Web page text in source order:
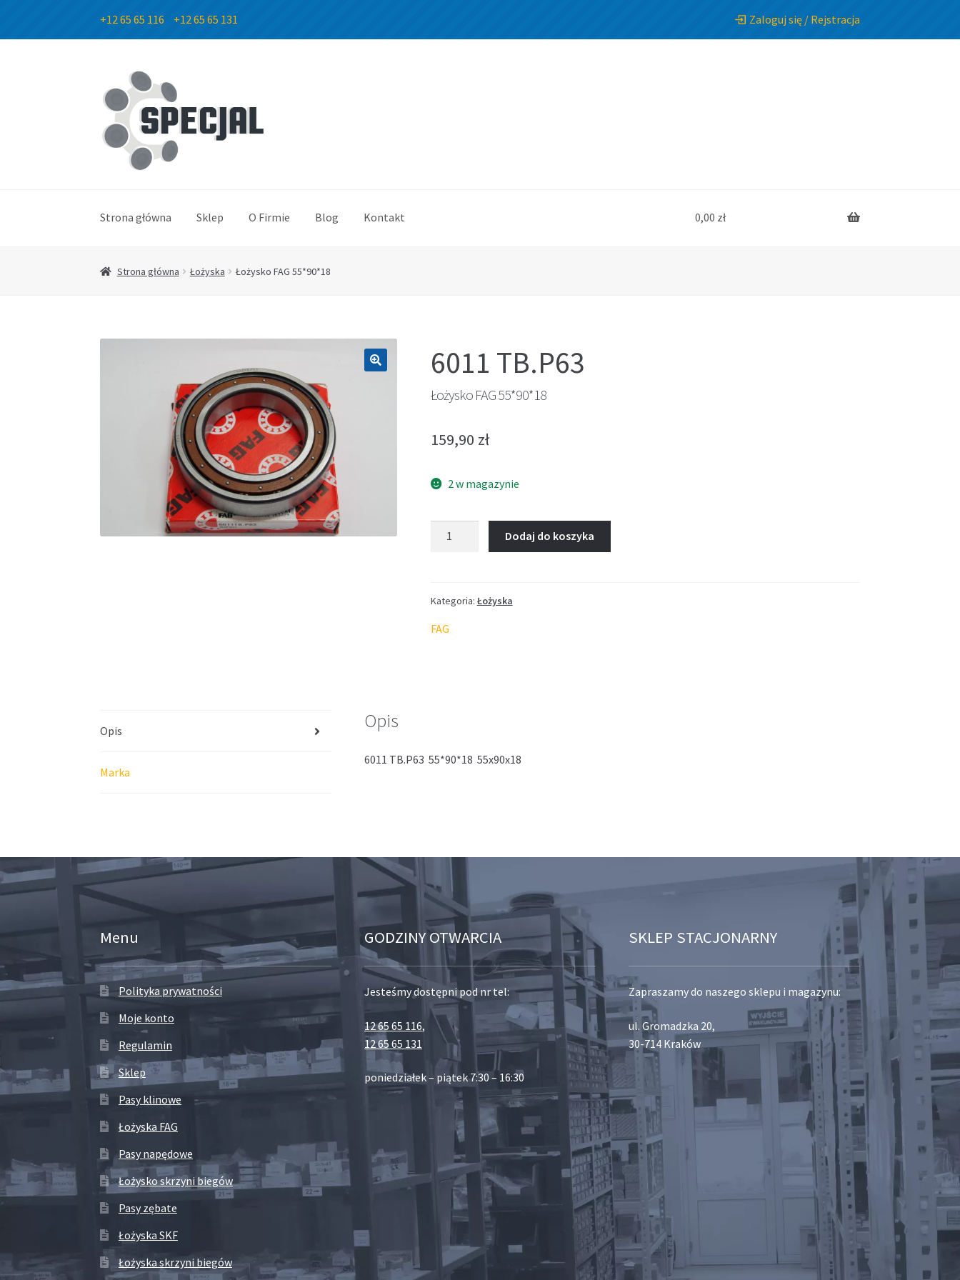
+12 65 65 116 +12 65 65 131 Zaloguj się / Rejstracja
Przejdź
do
nawigacji
Przejdź
do
treści
Strona główna Sklep O Firmie Blog Kontakt 0,00 zł
Strona główna Łożyska Łożysko FAG 55*90*18
6011 TB.P63
Łożysko FAG 55*90*18
159,90 zł
2 w magazynie
Dodaj do koszyka
Kategoria: Łożyska
FAG
Opis
Marka
Opis
6011 TB.P63 55*90*18 55x90x18
Menu
Polityka prywatności
Moje konto
Regulamin
Sklep
Pasy klinowe
Łożyska FAG
Pasy napędowe
Łożysko skrzyni biegów
Pasy zębate
Łożyska SKF
Łożyska skrzyni biegów
GODZINY OTWARCIA
Jesteśmy dostępni pod nr tel:
12 65 65 116,
12 65 65 131
poniedziałek – piątek 7:30 – 16:30
SKLEP STACJONARNY
Zapraszamy do naszego sklepu i magazynu:
ul. Gromadzka 20,
30-714 Kraków